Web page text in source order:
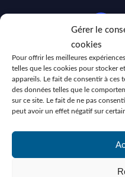
Gérer le
cookies
Pour offrir les meilleures
telles que les cookies pour stocker
appareils. Le fait de consentir à ces
des données telles que le
sur ce site. Le fait de ne pas
peut avoir un effet négatif sur
No Result
Mentions Légales•
Politique de